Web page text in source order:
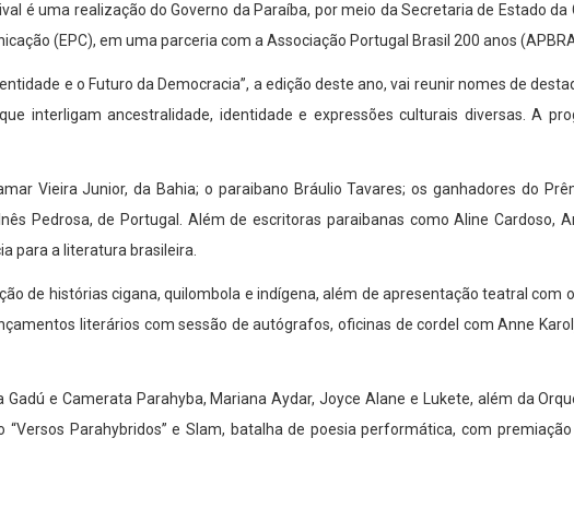
é uma realização do Governo da Paraíba, por meio da Secretaria de Estado da
(EPC), em uma parceria com a Associação Portugal Brasil 200 anos
e o Futuro da Democracia”, a edição deste ano, vai reunir nomes de
interligam ancestralidade, identidade e expressões culturais diversas. A
Vieira Junior, da Bahia; o paraibano Bráulio Tavares; os ganhadores do
Pedrosa, de Portugal. Além de escritoras paraibanas como Aline Cardoso,
para a literatura brasileira.
de histórias cigana, quilombola e indígena, além de apresentação teatral com o
literários com sessão de autógrafos, oficinas de cordel com Anne
e Camerata Parahyba, Mariana Aydar, Joyce Alane e Lukete, além da
“Versos Parahybridos” e Slam, batalha de poesia performática, com